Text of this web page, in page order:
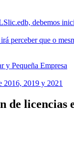
debemos
perceber que o
y Pequeña Empresa
2016, 2019 y 2021
de licencias